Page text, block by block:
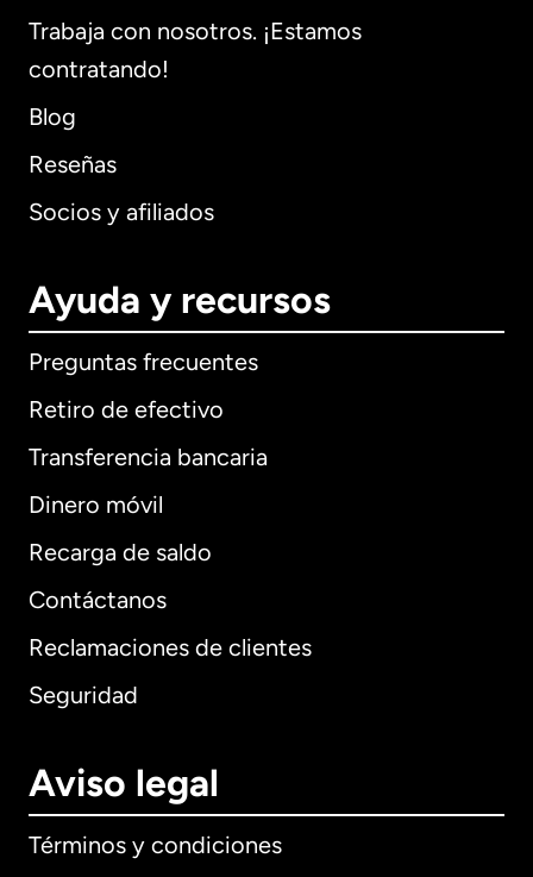
Trabaja con nosotros. ¡Estamos
contratando!
Blog
Reseñas
Socios y afiliados
Ayuda y recursos
Preguntas frecuentes
Retiro de efectivo
Transferencia bancaria
Dinero móvil
Recarga de saldo
Contáctanos
Reclamaciones de clientes
Seguridad
Aviso legal
Términos y condiciones